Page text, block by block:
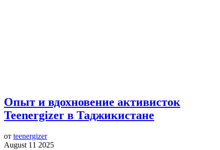
Опыт и вдохновение активисток
Teenergizer в Таджикистане
от teenergizer
August 11 2025